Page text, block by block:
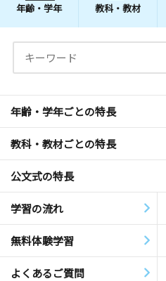
年齢・学年 教科・教材
年齢・学年ごとの特長
教科・教材ごとの特長
公文式の特長
学習の流れ
無料体験学習
よくあるご質問